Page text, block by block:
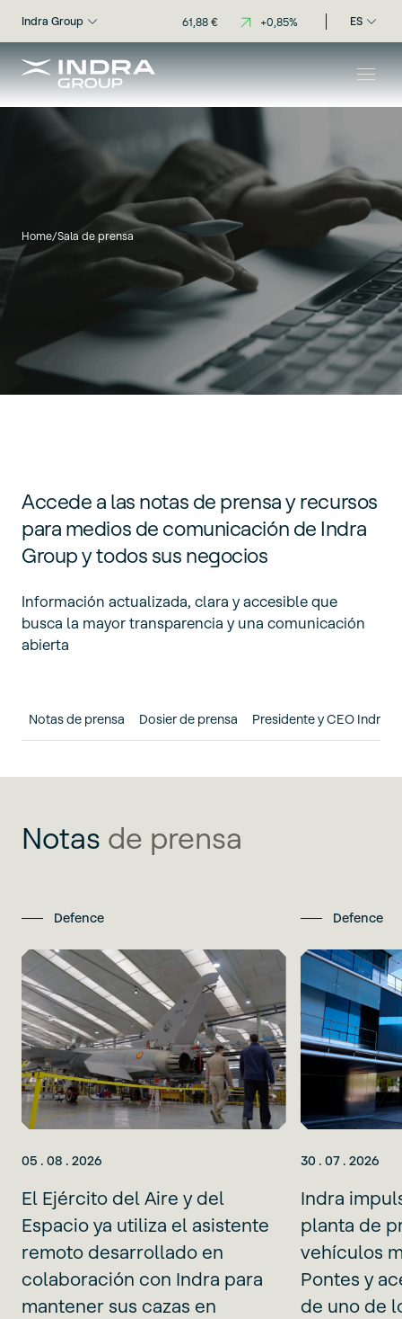
Indra Group ES
Home/Sala de prensa
Accede a las notas de prensa y recursos
para medios de comunicación de Indra
Group y todos sus negocios
Información actualizada, clara y accesible que
busca la mayor transparencia y una comunicación
abierta
Notas de prensa Dosier de prensa Presidente y CEO Indra
Notas de prensa
Defence
05 . 08 . 2026
El Ejército del Aire y del
Espacio ya utiliza el asistente
remoto desarrollado en
colaboración con Indra para
mantener sus cazas en
Defence
30 . 07 . 2026
Indra
planta de
vehículos
Pontes y
de uno de